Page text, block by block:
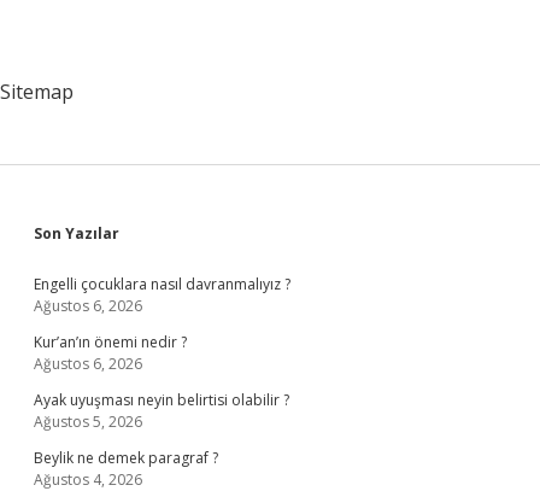
Sitemap
Sidebar
Son Yazılar
Engelli çocuklara nasıl davranmalıyız ?
Ağustos 6, 2026
Kur’an’ın önemi nedir ?
Ağustos 6, 2026
Ayak uyuşması neyin belirtisi olabilir ?
Ağustos 5, 2026
Beylik ne demek paragraf ?
Ağustos 4, 2026